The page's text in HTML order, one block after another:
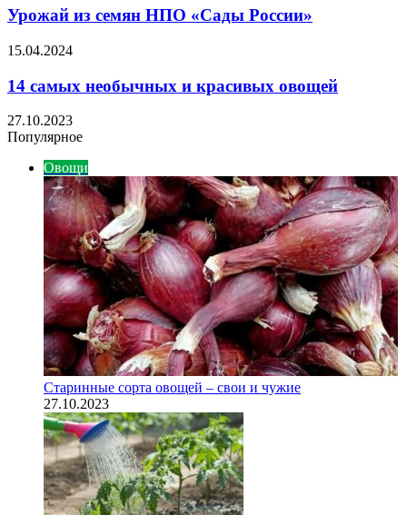
Урожай из семян НПО «Сады России»
15.04.2024
14 самых необычных и красивых овощей
27.10.2023
Популярное
Овощи
Старинные сорта овощей – свои и чужие
27.10.2023